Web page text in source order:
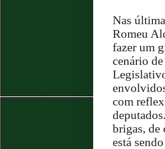
Nas
Romeu
fazer um
cenário
com
brigas, de
está